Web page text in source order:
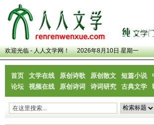
欢迎光临 - 人人文学网！ 2026年8月10日 星期一
首页 文学在线 原创诗歌 原创散文 短篇小说
论坛
视频在线 原创诗词 诗词研究 古典文学